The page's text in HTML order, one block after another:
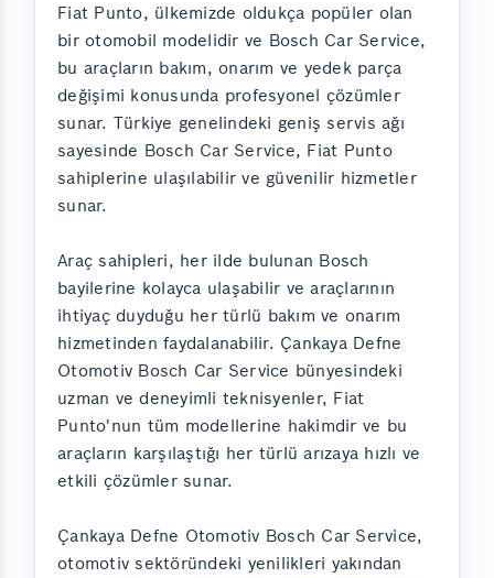
Fiat Punto, ülkemizde oldukça popüler olan
bir otomobil modelidir ve Bosch Car Service,
bu araçların bakım, onarım ve yedek parça
değişimi konusunda profesyonel çözümler
sunar. Türkiye genelindeki geniş servis ağı
sayesinde Bosch Car Service, Fiat Punto
sahiplerine ulaşılabilir ve güvenilir hizmetler
sunar.
Araç sahipleri, her ilde bulunan Bosch
bayilerine kolayca ulaşabilir ve araçlarının
ihtiyaç duyduğu her türlü bakım ve onarım
hizmetinden faydalanabilir. Çankaya Defne
Otomotiv Bosch Car Service bünyesindeki
uzman ve deneyimli teknisyenler, Fiat
Punto'nun tüm modellerine hakimdir ve bu
araçların karşılaştığı her türlü arızaya hızlı ve
etkili çözümler sunar.
Çankaya Defne Otomotiv Bosch Car Service,
otomotiv sektöründeki yenilikleri yakından